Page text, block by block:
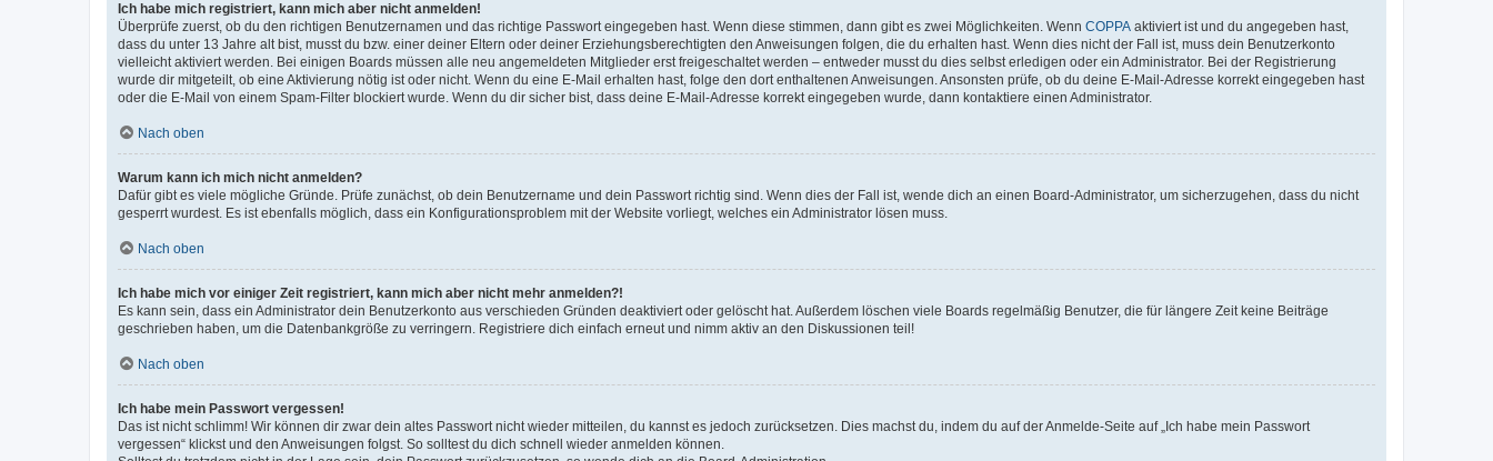
Ich habe mich registriert, kann mich aber nicht anmelden!
Überprüfe zuerst, ob du den richtigen Benutzernamen und das richtige Passwort eingegeben hast. Wenn diese stimmen, dann gibt es zwei Möglichkeiten. Wenn COPPA aktiviert ist und du angegeben hast,
dass du unter 13 Jahre alt bist, musst du bzw. einer deiner Eltern oder deiner Erziehungsberechtigten den Anweisungen folgen, die du erhalten hast. Wenn dies nicht der Fall ist, muss dein Benutzerkonto
vielleicht aktiviert werden. Bei einigen Boards müssen alle neu angemeldeten Mitglieder erst freigeschaltet werden – entweder musst du dies selbst erledigen oder ein Administrator. Bei der Registrierung
wurde dir mitgeteilt, ob eine Aktivierung nötig ist oder nicht. Wenn du eine E-Mail erhalten hast, folge den dort enthaltenen Anweisungen. Ansonsten prüfe, ob du deine E-Mail-Adresse korrekt eingegeben hast
oder die E-Mail von einem Spam-Filter blockiert wurde. Wenn du dir sicher bist, dass deine E-Mail-Adresse korrekt eingegeben wurde, dann kontaktiere einen Administrator.
Nach oben
Warum kann ich mich nicht anmelden?
Dafür gibt es viele mögliche Gründe. Prüfe zunächst, ob dein Benutzername und dein Passwort richtig sind. Wenn dies der Fall ist, wende dich an einen Board-Administrator, um sicherzugehen, dass du nicht
gesperrt wurdest. Es ist ebenfalls möglich, dass ein Konfigurationsproblem mit der Website vorliegt, welches ein Administrator lösen muss.
Nach oben
Ich habe mich vor einiger Zeit registriert, kann mich aber nicht mehr anmelden?!
Es kann sein, dass ein Administrator dein Benutzerkonto aus verschieden Gründen deaktiviert oder gelöscht hat. Außerdem löschen viele Boards regelmäßig Benutzer, die für längere Zeit keine Beiträge
geschrieben haben, um die Datenbankgröße zu verringern. Registriere dich einfach erneut und nimm aktiv an den Diskussionen teil!
Nach oben
Ich habe mein Passwort vergessen!
Das ist nicht schlimm! Wir können dir zwar dein altes Passwort nicht wieder mitteilen, du kannst es jedoch zurücksetzen. Dies machst du, indem du auf der Anmelde-Seite auf „Ich habe mein Passwort
vergessen“ klickst und den Anweisungen folgst. So solltest du dich schnell wieder anmelden können.